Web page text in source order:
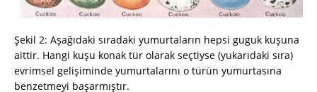
Şekil 2: Aşağıdaki sıradaki yumurtaların hepsi guguk kuşuna
aittir. Hangi kuşu konak tür olarak seçtiyse (yukarıdaki sıra)
evrimsel gelişiminde yumurtalarını o türün yumurtasına
benzetmeyi başarmıştır.